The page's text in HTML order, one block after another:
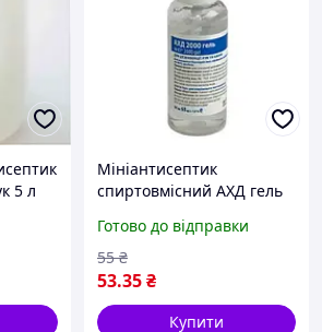
5 л
Мініантисептик
спиртовмісний АХД гель
Готово до відправки
53.35₴
55 ₴
Купити